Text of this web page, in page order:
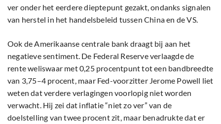
ver onder het eerdere dieptepunt gezakt, ondanks signalen
van herstel in het handelsbeleid tussen China en de VS.
Ook de Amerikaanse centrale bank draagt bij aan het
negatieve sentiment. De Federal Reserve verlaagde de
rente weliswaar met 0,25 procentpunt tot een bandbreedte
van 3,75–4 procent, maar Fed-voorzitter Jerome Powell liet
weten dat verdere verlagingen voorlopig niet worden
verwacht. Hij zei dat inflatie “niet zo ver” van de
doelstelling van twee procent zit, maar benadrukte dat er